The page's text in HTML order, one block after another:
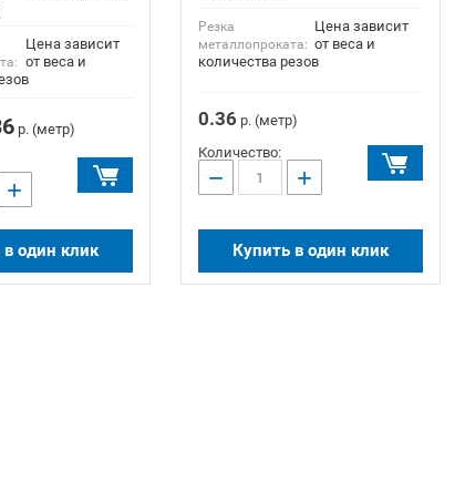
Цена зависит
от веса и
р. (метр)
+
в один клик
Резка
металлопроката:
Цена зависит
от веса и
количества резов
0.36 р. (метр)
Количество:
− +
Купить в один клик